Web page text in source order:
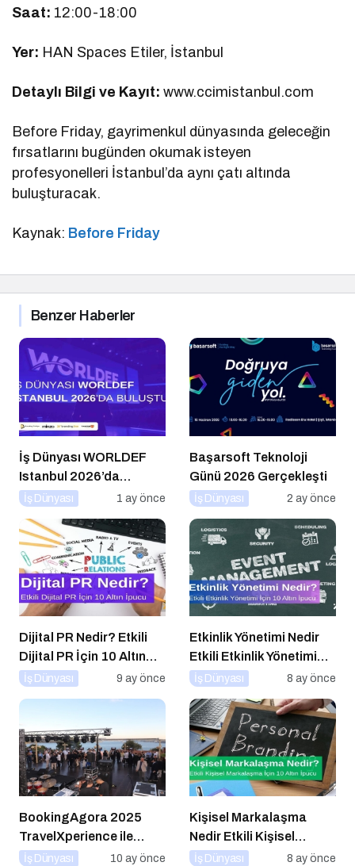
Saat: 12:00-18:00
Yer: HAN Spaces Etiler, İstanbul
Detaylı Bilgi ve Kayıt:www.ccimistanbul.com
Before Friday, gayrimenkul dünyasında geleceğin
fırsatlarını bugünden okumak isteyen
profesyonelleri İstanbul’da aynı çatı altında
buluşturacak.
Kaynak: Before Friday
Benzer Haberler
İş Dünyası WORLDEF
Istanbul 2026’da
Buluştu
İş Dünyası 1 ay önce
Başarsoft Teknoloji
Günü 2026 Gerçekleşti
İş Dünyası 2 ay önce
Dijital PR Nedir? Etkili
Dijital PR İçin 10 Altın
İpucu
İş Dünyası 9 ay önce
Etkinlik Yönetimi Nedir
Etkili Etkinlik Yönetimi
İçin 10 Altın İpucu
İş Dünyası 8 ay önce
BookingAgora 2025
TravelXperience ile
seyahat sektörü Six
İş Dünyası 10 ay önce
Kişisel Markalaşma
Nedir Etkili Kişisel
Markalaşma için 10 Altın
İş Dünyası 8 ay önce